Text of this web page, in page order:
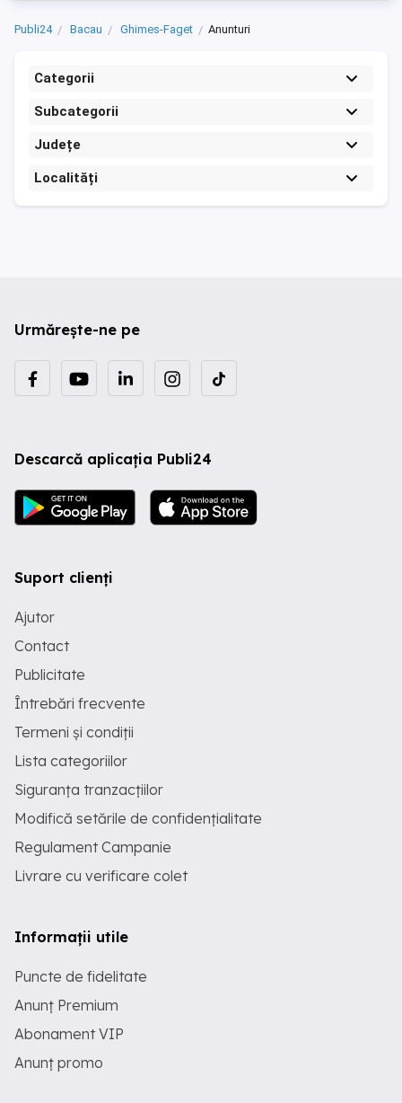
Publi24 Bacau Ghimes-Faget Anunturi
Categorii
Subcategorii
Județe
Localități
Urmărește-ne pe
Descarcă aplicația Publi24
Suport clienți
Ajutor
Contact
Publicitate
Întrebări frecvente
Termeni și condiții
Lista categoriilor
Siguranța tranzacțiilor
Modifică setările de confidențialitate
Regulament Campanie
Livrare cu verificare colet
Informații utile
Puncte de fidelitate
Anunț Premium
Abonament VIP
Anunț promo